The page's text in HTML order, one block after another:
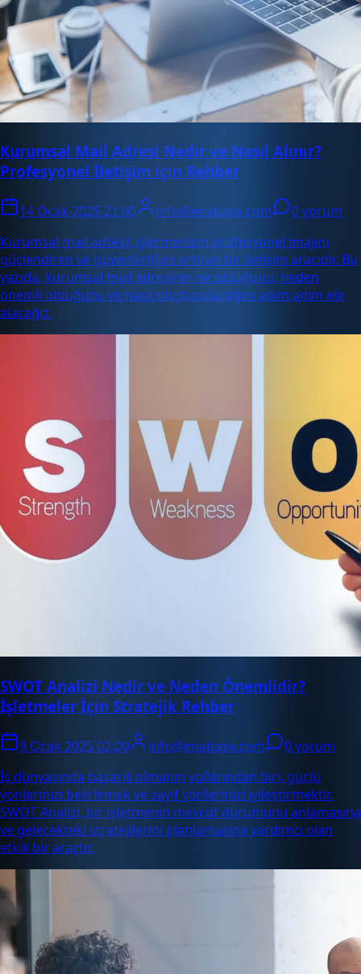
Kurumsal Mail Adresi Nedir ve Nasıl Alınır?
Profesyonel İletişim için Rehber
14 Ocak 2025 21:00 info@enabase.com
0 yorum
Kurumsal mail adresi, işletmenizin profesyonel imajını
güçlendiren ve güvenilirliğini artıran bir iletişim aracıdır. Bu
yazıda, kurumsal mail adresinin ne olduğunu, neden
önemli olduğunu ve nasıl oluşturulacağını adım adım ele
alacağız.
SWOT Analizi Nedir ve Neden Önemlidir?
İşletmeler İçin Stratejik Rehber
9 Ocak 2025 02:00 info@enabase.com
0 yorum
İş dünyasında başarılı olmanın yollarından biri, güçlü
yönlerinizi belirlemek ve zayıf yönlerinizi iyileştirmektir.
SWOT Analizi, bir işletmenin mevcut durumunu anlamasına
ve gelecekteki stratejilerini planlamasına yardımcı olan
etkili bir araçtır.